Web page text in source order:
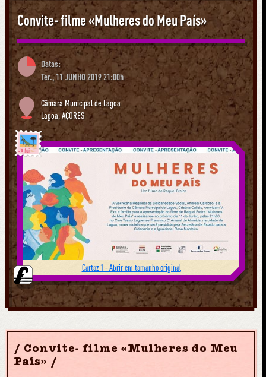
Convite- filme «Mulheres do Meu País»
Datas:
Ter., 11 JUNHO 2019 21:00h
Câmara Municipal de Lagoa
Lagoa,AÇORES
Já foi
Cartaz 1 - Abrir em tamanho original
Convite- filme «Mulheres do Meu
País»